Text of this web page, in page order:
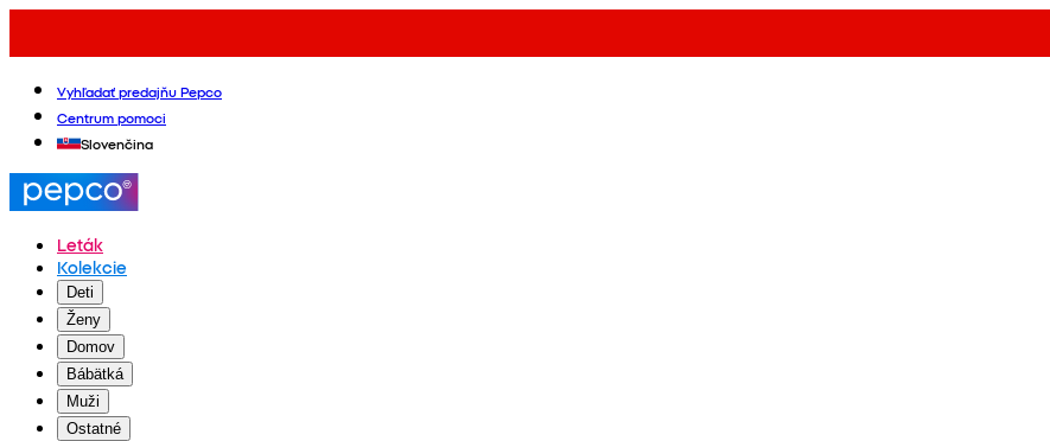
Vyhľadať predajňu Pepco
Centrum pomoci
Slovenčina
Leták
Kolekcie
Deti
Ženy
Domov
Bábätká
Muži
Ostatné